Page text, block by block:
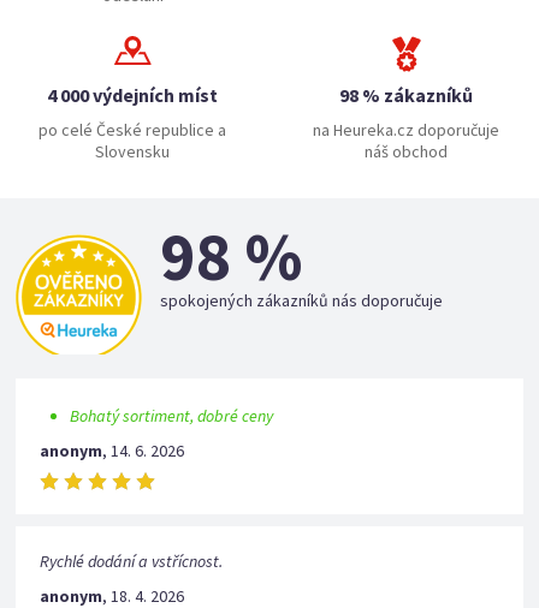
4 000 výdejních míst
po celé České republice a
Slovensku
98 % zákazníků
na Heureka.cz doporučuje
náš obchod
98 %
spokojených zákazníků nás doporučuje
Bohatý sortiment, dobré ceny
anonym,14. 6. 2026
Rychlé dodání a vstřícnost.
anonym,18. 4. 2026